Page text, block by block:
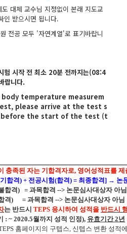
대체 교수님 지정없이 본래 지도교
인 받으시면 됩니다.
전공 모두 '자연계열'로 표기바랍니
험 시작 전 최소 20분 전까지는(08:4
랍니다.
body temperature measurem
please arrive at the test s
before the start of the test (t
충족된 자는 기합격자로, 영어성적표를
기합격) + 전공시험(합격) = 최종합격] → 논
합격) =과목합격 --> 논문심사대상자 아님
격) =과목합격 --> 논문심사대상자 아님
는 반드시TEPS 응시하여 성적을 반드시
: ~2020.5월까지성적 인정), 유효기간2년
홈페이지의 구텝스, 신텝스 변환 성적